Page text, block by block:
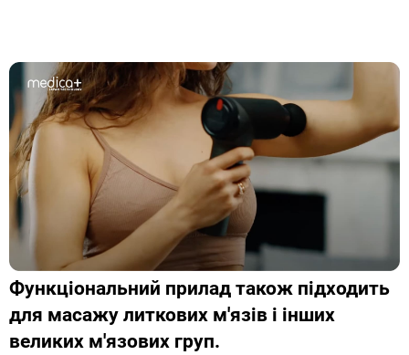
Функціональний прилад також підходить
для масажу литкових м'язів і інших
великих м'язових груп.